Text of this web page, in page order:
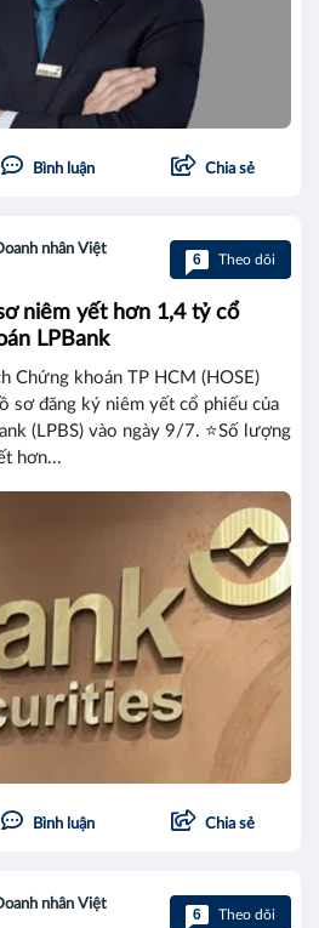
Bình luận Chia sẻ
nhân Việt
6 Theo dõi
niêm yết hơn 1,4 tỷ cổ
LPBank
Chứng khoán TP HCM (HOSE)
sơ đăng ký niêm yết cổ phiếu của
(LPBS) vào ngày 9/7. ⭐Số lượng
hơn...
Bình luận Chia sẻ
nhân Việt
6 Theo dõi